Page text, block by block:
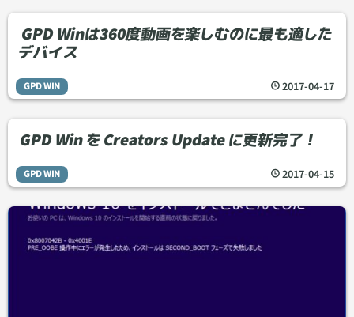
2017-04-17
GPD Winは360度動画を楽しむのに最も適した
デバイス
GPD WIN
2017-04-15
GPD Win を Creators Update に更新完了！
GPD WIN